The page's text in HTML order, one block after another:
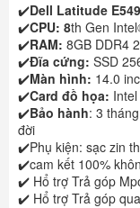
✔️Dell Latitude
✔️CPU: 8th Gen
✔️RAM: 8GB DDR4
✔️Đĩa cứng: SSD
✔️Màn hình: 14.0
✔️Card đồ họa:
✔️Bảo hành: 3
đời
✔️Phụ kiện: sạc zin
✔️cam kết 100%
✔️ Hổ trợ Trả góp
✔️ Hổ trợ Trả góp